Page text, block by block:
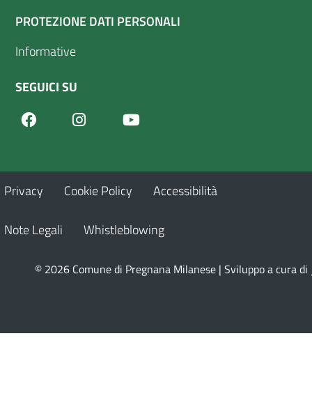
PROTEZIONE DATI PERSONALI
Informative
SEGUICI SU
FacebookInstagram
Privacy Cookie Policy Accessibilità
Note Legali Whistleblowing
© 2026 Comune di Pregnana Milanese | Sviluppo a cura di